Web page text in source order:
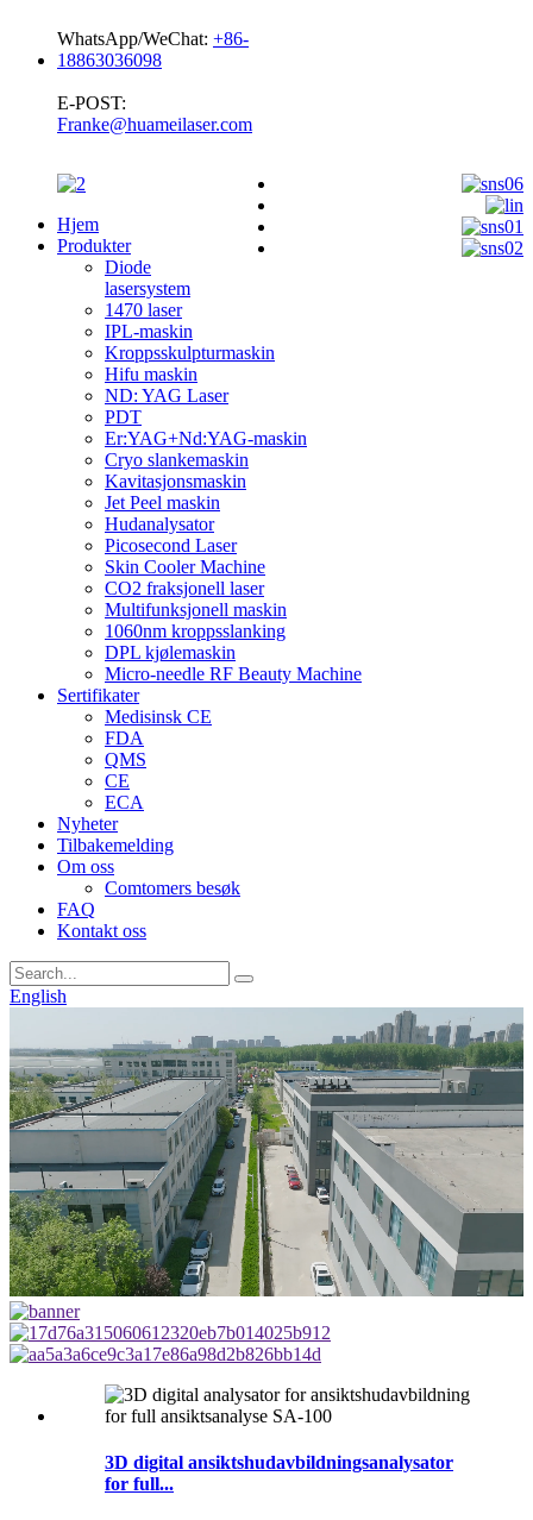
WhatsApp/WeChat: +86-
18863036098
E-POST:
Franke@huameilaser.com
Hjem
Produkter
Diode
lasersystem
1470 laser
IPL-maskin
Kroppsskulpturmaskin
Hifu maskin
ND: YAG Laser
PDT
Er:YAG+Nd:YAG-maskin
Cryo slankemaskin
Kavitasjonsmaskin
Jet Peel maskin
Hudanalysator
Picosecond Laser
Skin Cooler Machine
CO2 fraksjonell laser
Multifunksjonell maskin
1060nm kroppsslanking
DPL kjølemaskin
Micro-needle RF Beauty Machine
Sertifikater
Medisinsk CE
FDA
QMS
CE
ECA
Nyheter
Tilbakemelding
Om oss
Comtomers besøk
FAQ
Kontakt oss
English
3D digital ansiktshudavbildningsanalysator
for full...